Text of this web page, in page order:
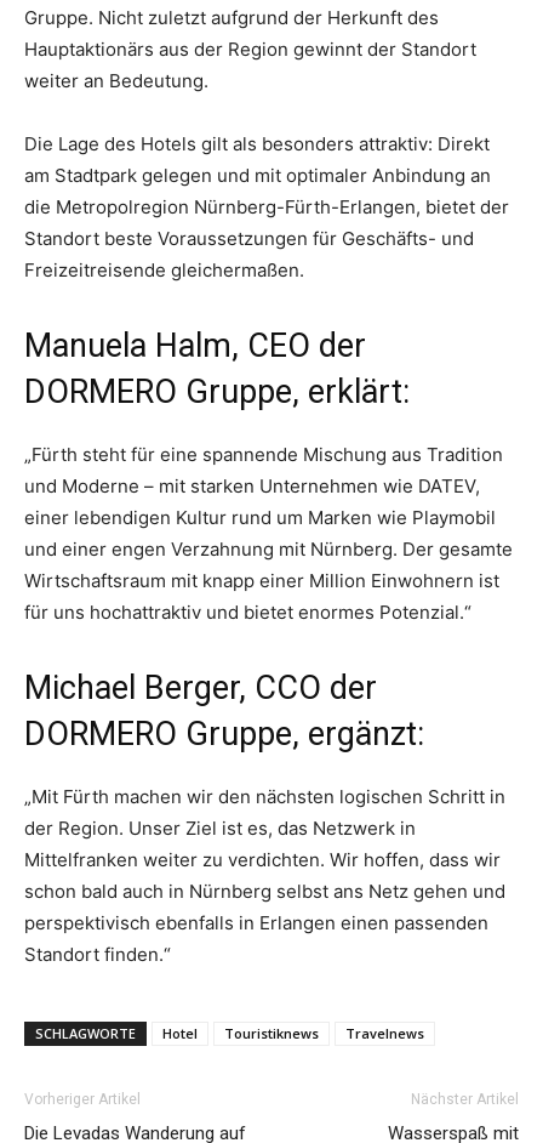
Gruppe. Nicht zuletzt aufgrund der Herkunft des
Hauptaktionärs aus der Region gewinnt der Standort
weiter an Bedeutung.
Die Lage des Hotels gilt als besonders attraktiv: Direkt
am Stadtpark gelegen und mit optimaler Anbindung an
die Metropolregion Nürnberg-Fürth-Erlangen, bietet der
Standort beste Voraussetzungen für Geschäfts- und
Freizeitreisende gleichermaßen.
Manuela Halm, CEO der
DORMERO Gruppe, erklärt:
„Fürth steht für eine spannende Mischung aus Tradition
und Moderne – mit starken Unternehmen wie DATEV,
einer lebendigen Kultur rund um Marken wie Playmobil
und einer engen Verzahnung mit Nürnberg. Der gesamte
Wirtschaftsraum mit knapp einer Million Einwohnern ist
für uns hochattraktiv und bietet enormes Potenzial.“
Michael Berger, CCO der
DORMERO Gruppe, ergänzt:
„Mit Fürth machen wir den nächsten logischen Schritt in
der Region. Unser Ziel ist es, das Netzwerk in
Mittelfranken weiter zu verdichten. Wir hoffen, dass wir
schon bald auch in Nürnberg selbst ans Netz gehen und
perspektivisch ebenfalls in Erlangen einen passenden
Standort finden.“
SCHLAGWORTE Hotel Touristiknews Travelnews
Vorheriger Artikel
Die Levadas Wanderung auf
Nächster Artikel
Wasserspaß mit